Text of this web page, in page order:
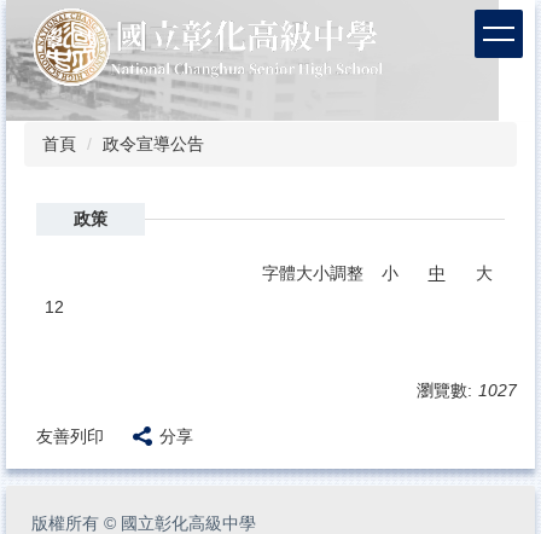
到
主
要
內
首頁 政令宣導公告
政策
字體大小調整 小 中
大
12
瀏覽數: 1027
友善列印 分享
版權所有 © 國立彰化高級中學